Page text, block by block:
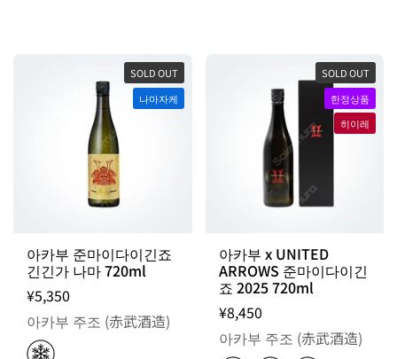
아카부 준마이다이긴죠
긴긴가 나마 720ml
¥5,350
아카부 주조 (赤武酒造)
SOLD OUT
나마자케
아카부 x UNITED
ARROWS 준마이다이긴
죠 2025 720ml
¥8,450
아카부 주조 (赤武酒造)
SOLD OUT
한정상품
히이레